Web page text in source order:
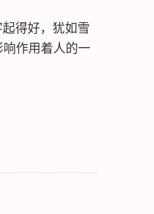
得好，犹如雪
作用着人的一